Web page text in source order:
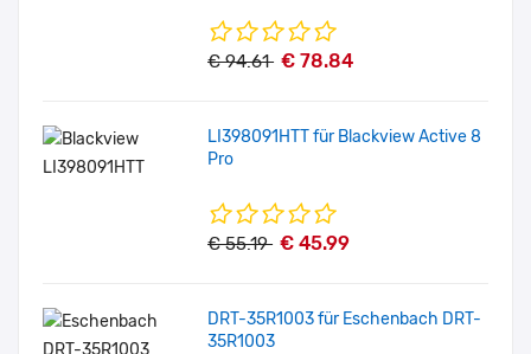
€ 94.61 € 78.84
LI398091HTT für Blackview Active 8
Pro
€ 55.19 € 45.99
DRT-35R1003 für Eschenbach DRT-
35R1003